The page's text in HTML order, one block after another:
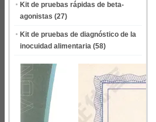
Kit de pruebas rápidas de beta-
agonistas (27)
Kit de pruebas de diagnóstico de la
inocuidad alimentaria (58)